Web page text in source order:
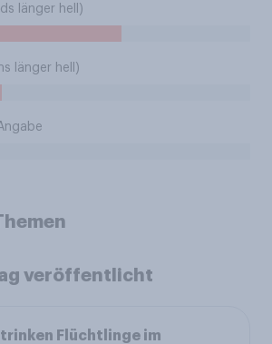
länger hell)
länger hell)
veröffentlicht
Flüchtlinge im